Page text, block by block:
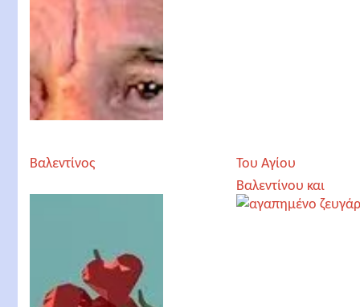
Βαλεντίνος
Του Αγίου
Βαλεντίνου και
όποιος αντέξει